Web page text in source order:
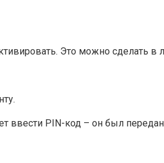
Это можно сделать
ввести PIN-код – он был